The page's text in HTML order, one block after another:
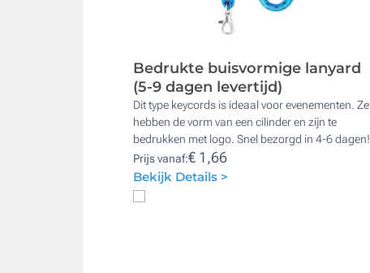
Bedrukte buisvormige lanyard
(5-9 dagen levertijd)
Dit type keycords is ideaal voor evenementen. Ze
hebben de vorm van een cilinder en zijn te
bedrukken met logo. Snel bezorgd in 4-6 dagen!
Prijs vanaf:€ 1,66
Bekijk Details >